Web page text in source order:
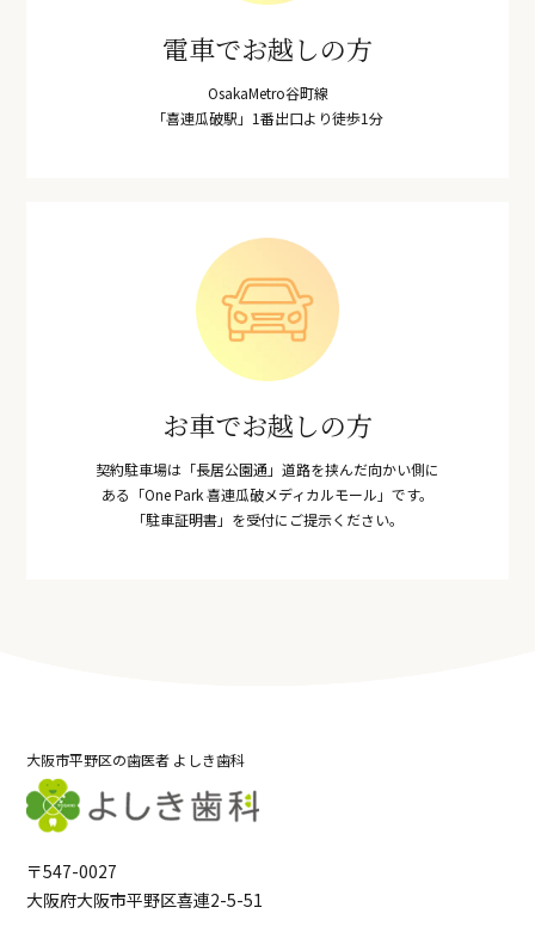
電車でお越しの方
OsakaMetro谷町線
「喜連瓜破駅」1番出口より徒歩1分
お車でお越しの方
契約駐車場は「長居公園通」道路を挟んだ向かい側に
ある「One Park 喜連瓜破メディカルモール」です。
「駐車証明書」を受付にご提示ください。
大阪市平野区の歯医者 よしき歯科
〒547-0027
大阪府大阪市平野区喜連2-5-51